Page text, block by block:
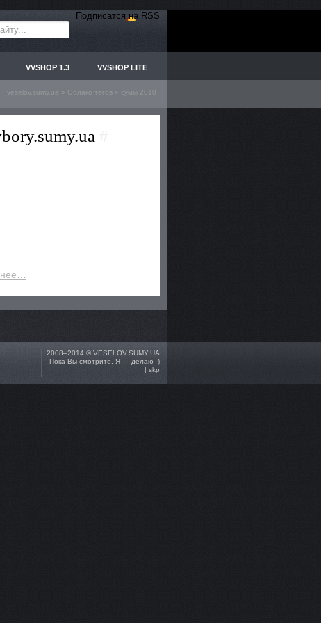
Подписатся на RSS
VVSHOP 1.3 VVSHOP LITE
veselov.sumy.ua » Облако тегов » сумы 2010
2008–2014 © VESELOV.SUMY.UA
Пока Вы смотрите, Я — делаю -)
| skp